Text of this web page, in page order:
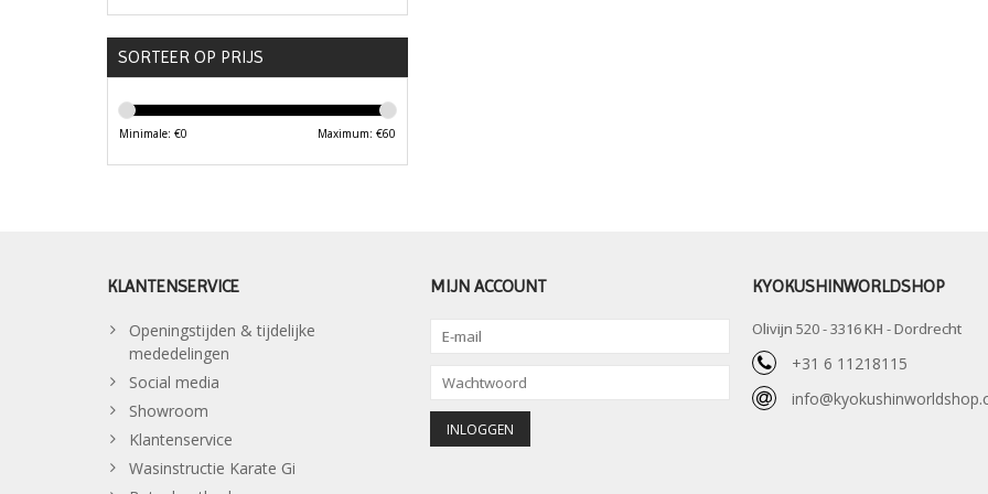
SORTEER OP PRIJS
Minimale: €0 Maximum: €60
KLANTENSERVICE
Openingstijden & tijdelijke
mededelingen
Social media
Showroom
Klantenservice
Wasinstructie Karate Gi
MIJN ACCOUNT KYOKUSHINWORLDSHOP
Olivijn 520 - 3316 KH - Dordrecht
+31 6 11218115